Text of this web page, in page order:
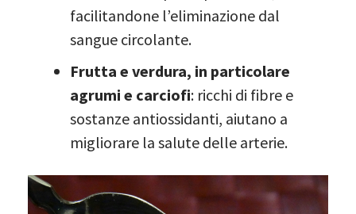
facilitandone l’eliminazione dal
sangue circolante.
Frutta e verdura, in particolare
agrumi e carciofi: ricchi di fibre e
sostanze antiossidanti, aiutano a
migliorare la salute delle arterie.